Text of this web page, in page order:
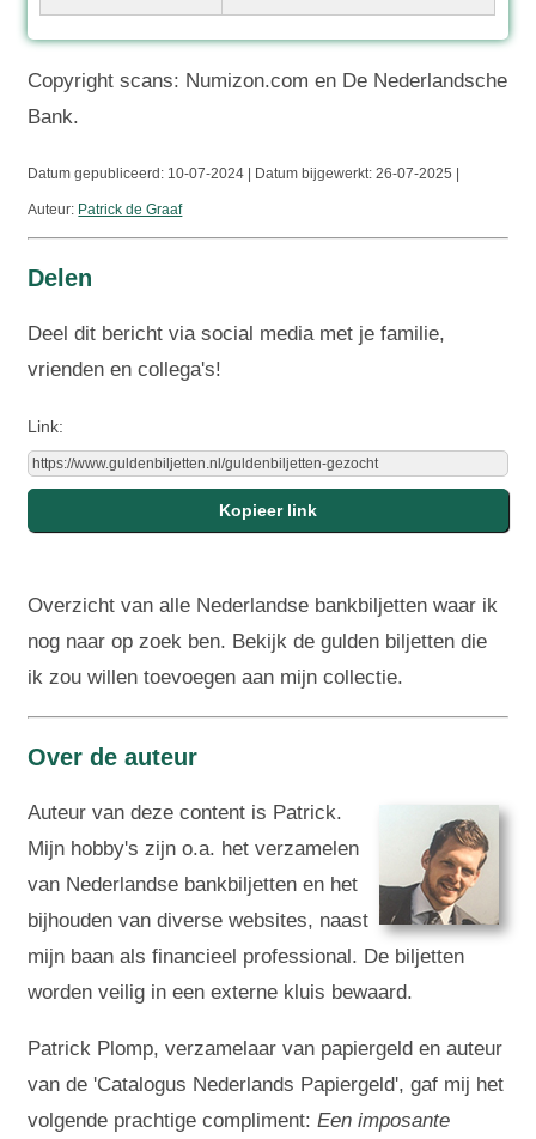
Copyright scans: Numizon.com en De Nederlandsche
Bank.
Datum gepubliceerd: 10-07-2024 | Datum bijgewerkt:26-07-2025 |
Auteur: Patrick de Graaf
Delen
Deel dit bericht via social media met je familie,
vrienden en collega's!
Link:
Overzicht van alle Nederlandse bankbiljetten waar ik
nog naar op zoek ben. Bekijk de gulden biljetten die
ik zou willen toevoegen aan mijn collectie.
Over de auteur
Auteur van deze content is Patrick.
Mijn hobby's zijn o.a. het verzamelen
van Nederlandse bankbiljetten en het
bijhouden van diverse websites, naast
mijn baan als financieel professional. De biljetten
worden veilig in een externe kluis bewaard.
Patrick Plomp, verzamelaar van papiergeld en auteur
van de 'Catalogus Nederlands Papiergeld', gaf mij het
volgende prachtige compliment:Een imposante